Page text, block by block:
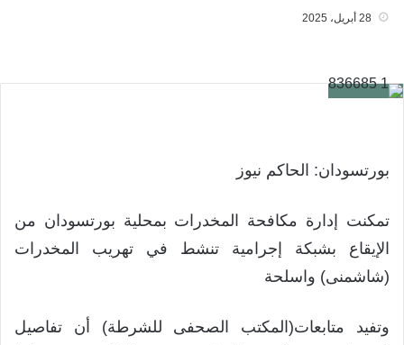
28 أبريل، 2025
بورتسودان: الحاكم نيوز
تمكنت إدارة مكافحة المخدرات بمحلية بورتسودان من
الإيقاع بشبكة إجرامية تنشط في تهريب المخدرات
(شاشمنى) واسلحة
وتفيد متابعات(المكتب الصحفى للشرطة) أن تفاصيل